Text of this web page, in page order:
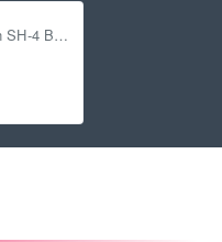
ORTOFON VNL on SH-4 Black headshell